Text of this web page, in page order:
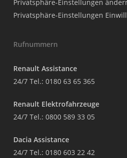
Privatsphäre-Einstellungen
Privatsphäre-Einstellungen
Rufnummern
Renault Assistance
24/7 Tel.: 0180 63 65 365
Renault Elektrofahrzeuge
24/7 Tel.: 0800 589 33 05
Dacia Assistance
24/7 Tel.: 0180 603 22 42